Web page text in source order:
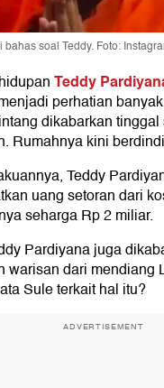
soal Teddy. Foto:
Teddy
perhatian
dikabarkan
Rumahnya kini
Teddy
uang setoran dari
seharga Rp 2 miliar.
Pardiyana juga
warisan dari mendiang
Sule terkait hal itu?
ADVERTISEMENT